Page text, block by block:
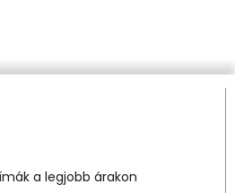
a legjobb árakon